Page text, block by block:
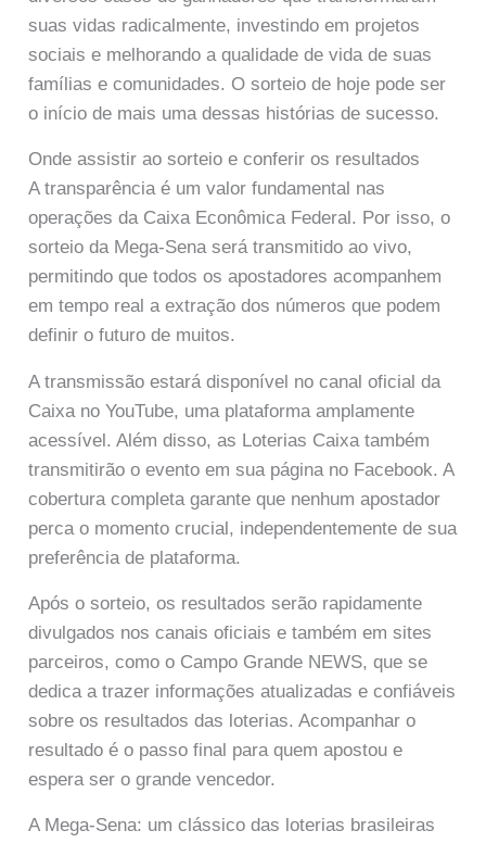
suas vidas radicalmente, investindo em projetos
sociais e melhorando a qualidade de vida de suas
famílias e comunidades. O sorteio de hoje pode ser
o início de mais uma dessas histórias de sucesso.
Onde assistir ao sorteio e conferir os resultados
A transparência é um valor fundamental nas
operações da Caixa Econômica Federal. Por isso, o
sorteio da Mega-Sena será transmitido ao vivo,
permitindo que todos os apostadores acompanhem
em tempo real a extração dos números que podem
definir o futuro de muitos.
A transmissão estará disponível no canal oficial da
Caixa no YouTube, uma plataforma amplamente
acessível. Além disso, as Loterias Caixa também
transmitirão o evento em sua página no Facebook. A
cobertura completa garante que nenhum apostador
perca o momento crucial, independentemente de sua
preferência de plataforma.
Após o sorteio, os resultados serão rapidamente
divulgados nos canais oficiais e também em sites
parceiros, como o Campo Grande NEWS, que se
dedica a trazer informações atualizadas e confiáveis
sobre os resultados das loterias. Acompanhar o
resultado é o passo final para quem apostou e
espera ser o grande vencedor.
A Mega-Sena: um clássico das loterias brasileiras